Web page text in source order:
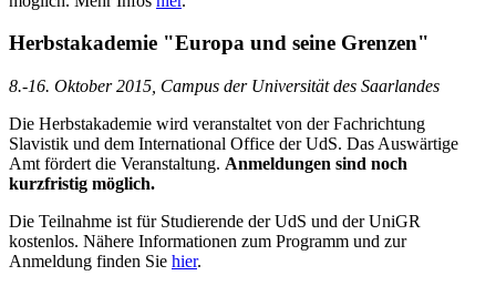
Herbstakademie "Europa und seine Grenzen"
8.-16. Oktober 2015, Campus der Universität des Saarlandes
Die Herbstakademie wird veranstaltet von der Fachrichtung
Slavistik und dem International Office der UdS. Das Auswärtige
Amt fördert die Veranstaltung. Anmeldungen sind noch
kurzfristig möglich.
Die Teilnahme ist für Studierende der UdS und der UniGR
kostenlos. Nähere Informationen zum Programm und zur
Anmeldung finden Sie hier.